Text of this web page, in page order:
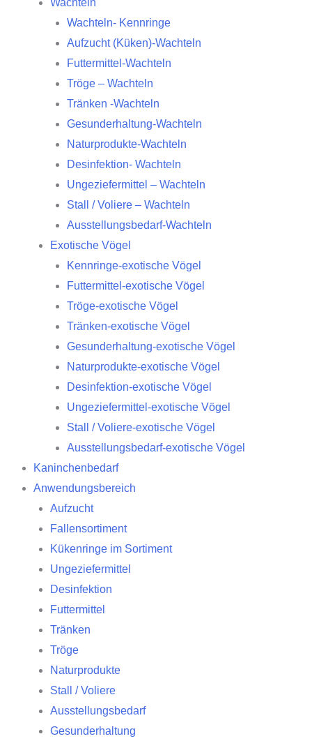
Wachteln
Wachteln- Kennringe
Aufzucht (Küken)-Wachteln
Futtermittel-Wachteln
Tröge – Wachteln
Tränken -Wachteln
Gesunderhaltung-Wachteln
Naturprodukte-Wachteln
Desinfektion- Wachteln
Ungeziefermittel – Wachteln
Stall / Voliere – Wachteln
Ausstellungsbedarf-Wachteln
Exotische Vögel
Kennringe-exotische Vögel
Futtermittel-exotische Vögel
Tröge-exotische Vögel
Tränken-exotische Vögel
Gesunderhaltung-exotische Vögel
Naturprodukte-exotische Vögel
Desinfektion-exotische Vögel
Ungeziefermittel-exotische Vögel
Stall / Voliere-exotische Vögel
Ausstellungsbedarf-exotische Vögel
Kaninchenbedarf
Anwendungsbereich
Aufzucht
Fallensortiment
Kükenringe im Sortiment
Ungeziefermittel
Desinfektion
Futtermittel
Tränken
Tröge
Naturprodukte
Stall / Voliere
Ausstellungsbedarf
Gesunderhaltung